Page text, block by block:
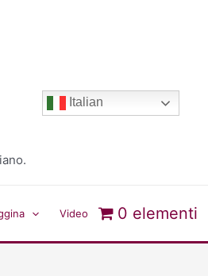
Italian
Video 0 elementi